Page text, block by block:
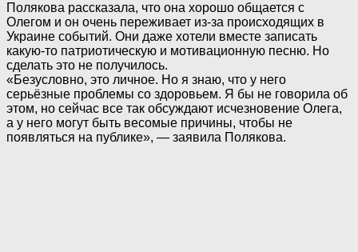
Полякова рассказала, что она хорошо общается с
Олегом и он очень переживает из-за происходящих в
Украине событий. Они даже хотели вместе записать
какую-то патриотическую и мотивационную песню. Но
сделать это не получилось.
«Безусловно, это личное. Но я знаю, что у него
серьёзные проблемы со здоровьем. Я бы не говорила об
этом, но сейчас все так обсуждают исчезновение Олега,
а у него могут быть весомые причины, чтобы не
появляться на публике», — заявила Полякова.